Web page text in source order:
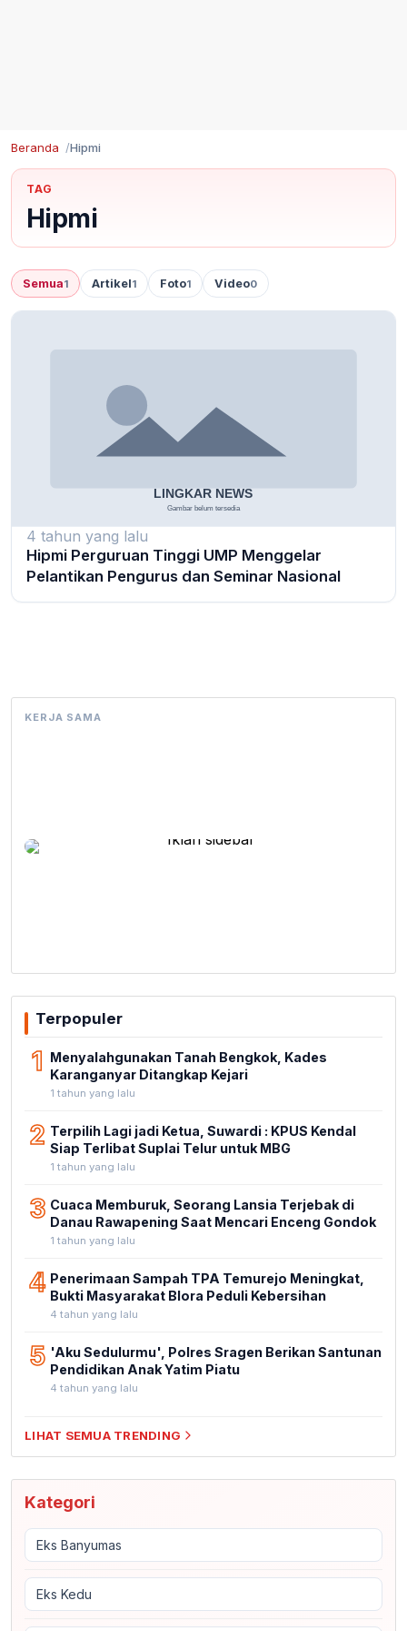
Beranda Hipmi
TAG
Hipmi
Semua1 Artikel1 Foto1 Video0
4 tahun yang lalu
Hipmi Perguruan Tinggi UMP Menggelar
Pelantikan Pengurus dan Seminar Nasional
KERJA SAMA
Terpopuler
1 Menyalahgunakan Tanah Bengkok, Kades
Karanganyar Ditangkap Kejari
1 tahun yang lalu
2 Terpilih Lagi jadi Ketua, Suwardi : KPUS Kendal
Siap Terlibat Suplai Telur untuk MBG
1 tahun yang lalu
3 Cuaca Memburuk, Seorang Lansia Terjebak di
Danau Rawapening Saat Mencari Enceng Gondok
1 tahun yang lalu
4 Penerimaan Sampah TPA Temurejo Meningkat,
Bukti Masyarakat Blora Peduli Kebersihan
4 tahun yang lalu
5 'Aku Sedulurmu', Polres Sragen Berikan Santunan
Pendidikan Anak Yatim Piatu
4 tahun yang lalu
LIHAT SEMUA TRENDING
Kategori
Eks Banyumas
Eks Kedu